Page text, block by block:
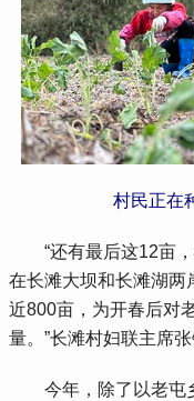
村民正在
“还有最后这12亩，
在长滩大坝和长滩湖两
近800亩，为开春后对
量。”长滩村妇联主席张
今年，除了以老屯